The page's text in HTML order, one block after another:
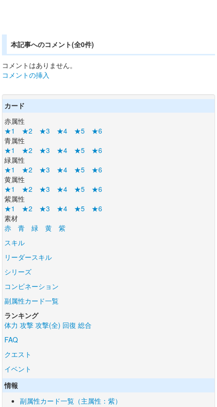
本記事へのコメント(全0件)
コメントはありません。
コメントの挿入
カード
赤属性
★1
★2 ★3 ★4 ★5
★6
青属性
★1
★2 ★3 ★4 ★5
★6
緑属性
★1
★2 ★3 ★4 ★5
★6
黄属性
★1
★2 ★3 ★4 ★5
★6
紫属性
★1
★2 ★3 ★4 ★5
★6
素材
赤
青 緑 黄
紫
スキル
リーダースキル
シリーズ
コンビネーション
副属性カード一覧
ランキング
体力 攻撃 攻撃(全) 回復 総合
FAQ
クエスト
イベント
情報
副属性カード一覧（主属性：紫）